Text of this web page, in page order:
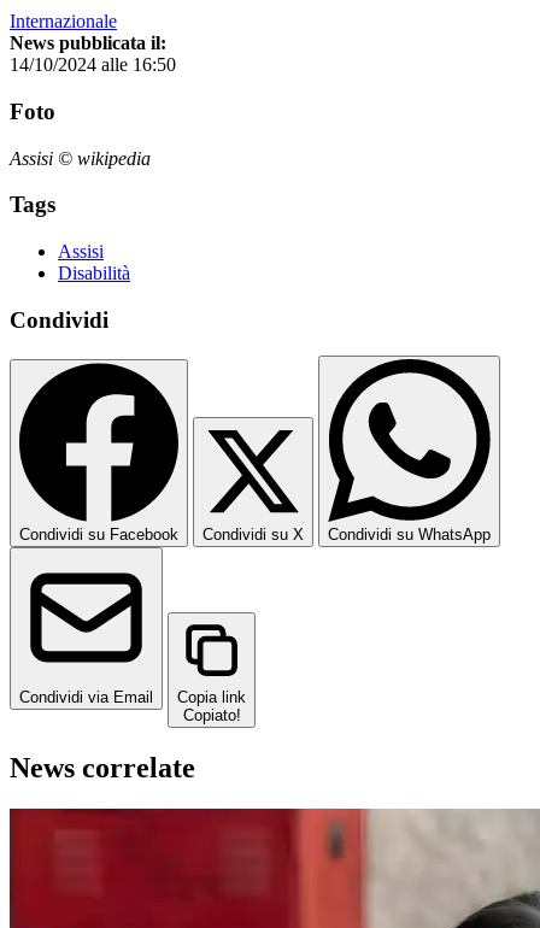
Internazionale
News pubblicata il:
14/10/2024 alle 16:50
Foto
Assisi © wikipedia
Tags
Assisi
Disabilità
Condividi
Condividi su Facebook Condividi su X Condividi su WhatsApp
Condividi via Email
Copia link
Copiato!
News correlate